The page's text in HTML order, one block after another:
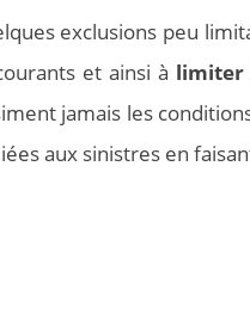
exclusions peu
et ainsi à limiter
jamais les
aux sinistres en